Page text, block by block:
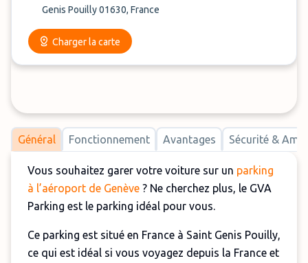
Genis Pouilly 01630, France
Charger la carte
Général Fonctionnement Avantages Sécurité &
Vous souhaitez garer votre voiture sur un parking
à l’aéroport de Genève ? Ne cherchez plus, le GVA
Parking est le parking idéal pour vous.
Ce parking est situé en France à Saint Genis Pouilly,
ce qui est idéal si vous voyagez depuis la France et